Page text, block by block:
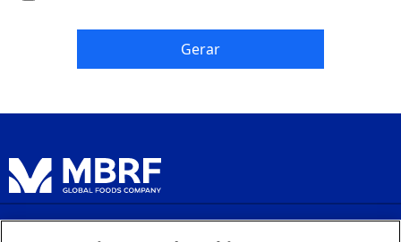
Gerar
Política de Privacidade